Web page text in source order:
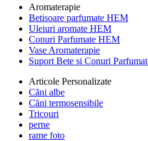
Aromaterapie
Betisoare parfumate HEM
Uleiuri aromate HEM
Conuri Parfumate HEM
Vase Aromaterapie
Suport Bete si Conuri
Articole Personalizate
Căni albe
Căni termosensibile
Tricouri
perne
rame foto